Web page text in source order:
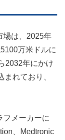
場は、2025年
万米ドルに
2032年にかけ
れており、
フメーカーに
、Medtronic